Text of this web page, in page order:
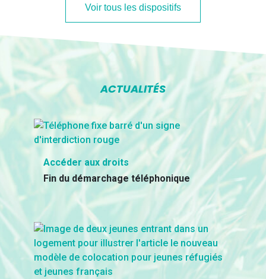
Voir tous les dispositifs
ACTUALITÉS
Accéder aux droits
Fin du démarchage téléphonique